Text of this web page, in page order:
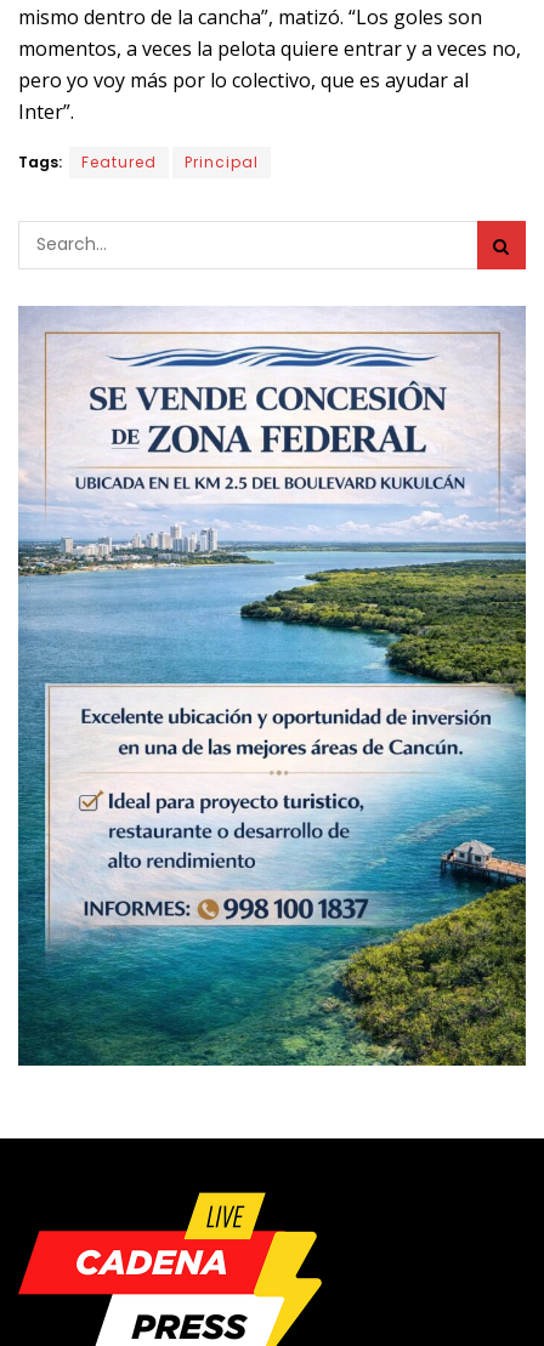
mismo dentro de la cancha”, matizó. “Los goles son
momentos, a veces la pelota quiere entrar y a veces no,
pero yo voy más por lo colectivo, que es ayudar al
Inter”.
Tags: Featured Principal